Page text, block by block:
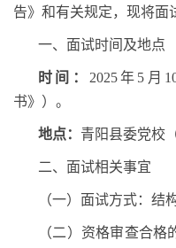
告》和有关规定，现将面
一、面试时间及地点
时间： 2025年 5 月
书》）。
地点： 青阳县委党校
二、面试相关事宜
（一）面试方式：结
（二）资格审查合